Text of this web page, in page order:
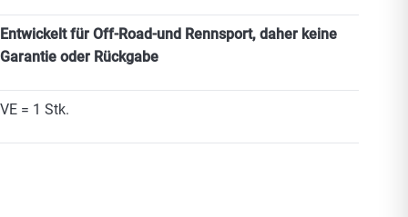
Entwickelt für Off-Road-und Rennsport, daher keine
Garantie oder Rückgabe
VE = 1 Stk.